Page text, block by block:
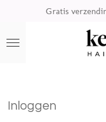
naar
Gratis
Inloggen